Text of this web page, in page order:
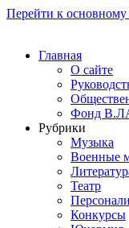
Перейти к
Главная
О сайте
Фонд
Рубрики
Музыка
Военные
Театр
Конкурсы